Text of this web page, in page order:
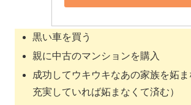
黒い車を買う
親に中古のマンションを購入
成功してウキウキなあの家族を妬
充実していれば妬まなくて済む）